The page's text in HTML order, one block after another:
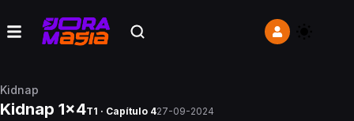
Kidnap
Kidnap 1x4T1 · Capítulo 427-09-2024